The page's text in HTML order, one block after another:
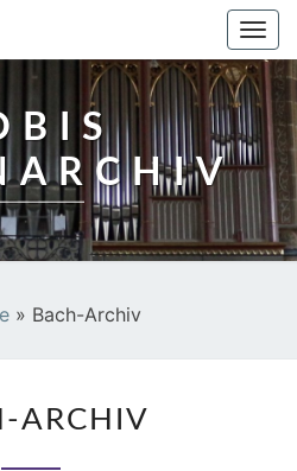
» Bach-Archiv
ARCHIV
ARCHIV